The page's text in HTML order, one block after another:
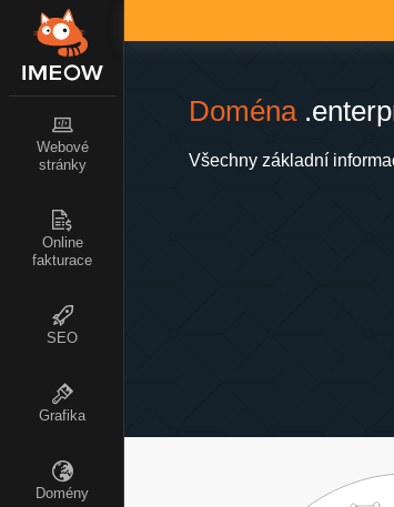
Webové
stránky
Online
fakturace
SEO
Grafika
Domény
Doména
Všechny základní